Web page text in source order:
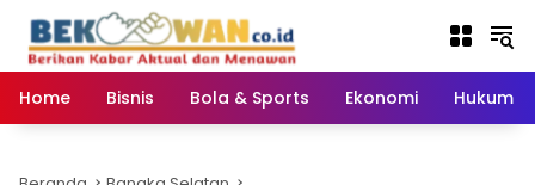
konten
Home
Bisnis Bola & Sports Ekonomi Hukum